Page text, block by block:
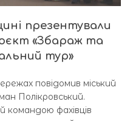
презентували
«Збараж та
тур»
повідомив міський
Полікровський.
фахівців